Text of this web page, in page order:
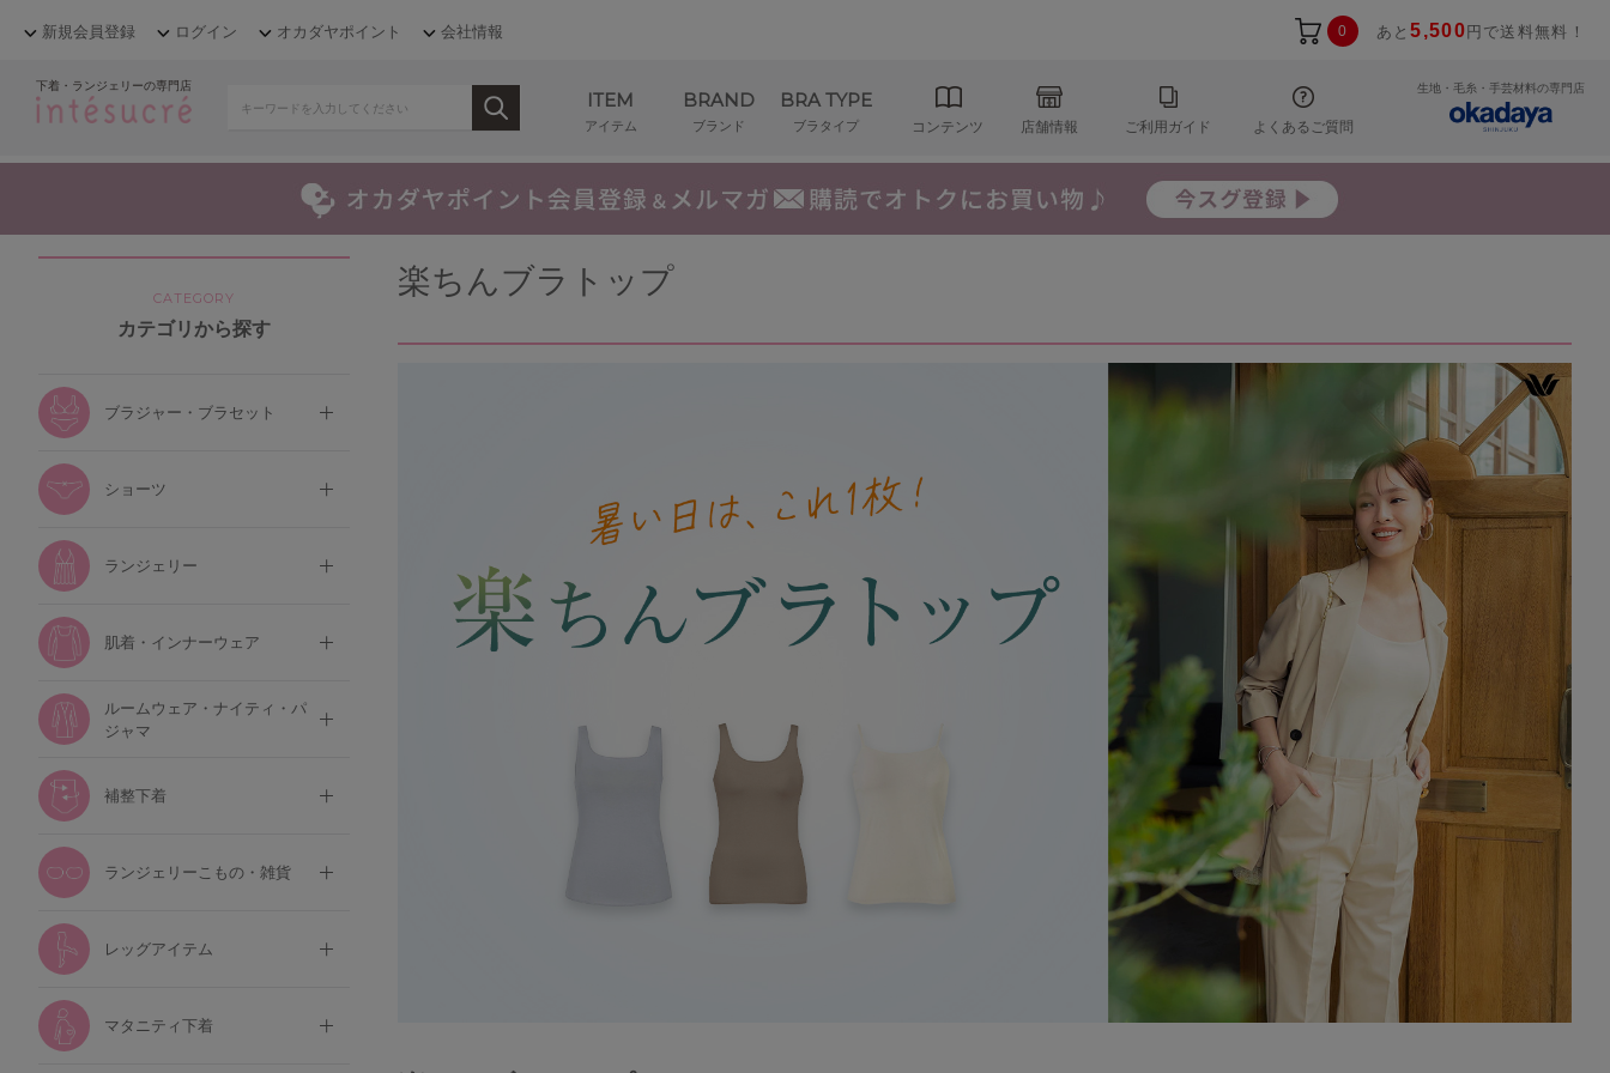
新規会員登録 ログイン オカダヤポイント 会社情報 0 あと5,500 円で送料無料！
下着・ランジェリーの専門店
ITEM
アイテム
BRAND
ブランド
BRA TYPE
ブラタイプ コンテンツ 店舗情報 ご利用ガイド よくあるご質問
生地・毛糸・手芸材料の専門店
CATEGORY
カテゴリから探す
ブラジャー・ブラセット
ショーツ
ランジェリー
肌着・インナーウェア
ルームウェア・ナイティ・パ
ジャマ
補整下着
ランジェリーこもの・雑貨
レッグアイテム
マタニティ下着
楽ちんブラトップ